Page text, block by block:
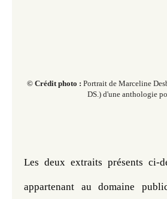
© Crédit photo : Portrait de Marceline
DS.) d'une anthologie
Les deux extraits présents ci-
appartenant au domaine